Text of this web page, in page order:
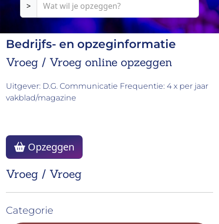
>
Bedrijfs- en opzeginformatie
Vroeg / Vroeg online opzeggen
Uitgever: D.G. Communicatie Frequentie: 4 x per jaar
vakblad/magazine
Vroeg / Vroeg
Opzeggen
Categorie